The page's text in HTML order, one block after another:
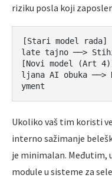
riziku posla koji
[Stari model
late tajno ──>
[Novi model (Art
ljana AI obuka ──>
Ukoliko vaš tim koristi
interno sažimanje
je minimalan. Međutim,
module u sisteme za